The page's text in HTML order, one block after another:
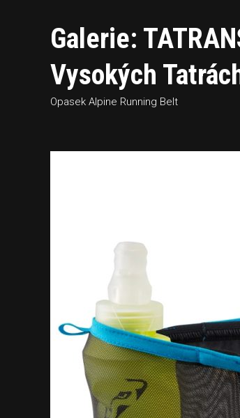
Galerie:
Vysokých
Opasek Alpine Running Belt